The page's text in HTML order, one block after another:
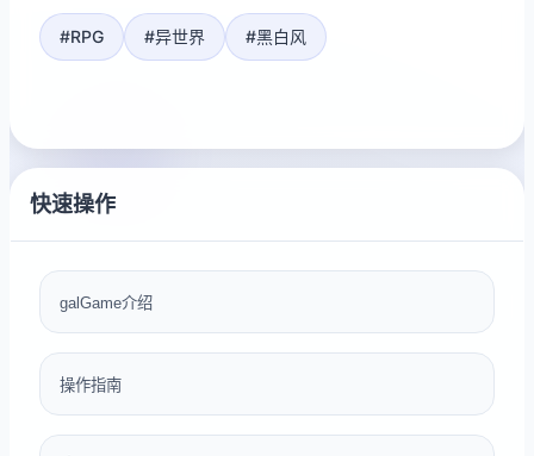
#RPG #异世界 #黑白风
快速操作
galGame介绍
操作指南